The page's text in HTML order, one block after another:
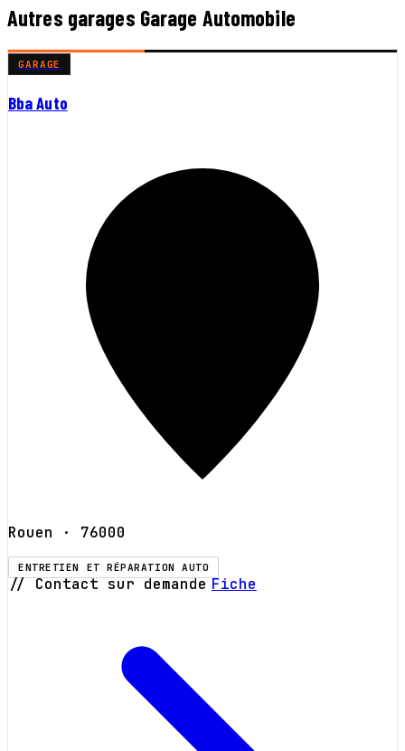
Autres garages Garage Automobile
GARAGE
Bba Auto
Rouen · 76000
ENTRETIEN ET RÉPARATION AUTO
// Contact sur demande Fiche